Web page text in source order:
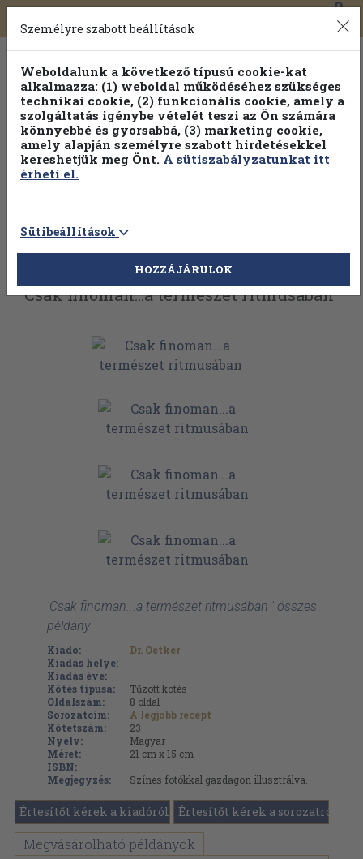
Toggle
navigation
0
Vissza az előző oldalra Válasszon példányt
Csak finoman...a természet ritmusában
'Csak finoman...a természet ritmusában ' összes
példány
Kiadó:
Dr. Oetker
Kiadás helye:
Kiadás éve:
Kötés típusa:
Tűzött kötés
Oldalszám:
8 oldal
Sorozatcím:
A legjobb recept
Kötetszám:
23
Nyelv:
Magyar
Méret:
21 cm x 15 cm
ISBN:
Megjegyzés:
Színes fotókkal gazdagon illusztrálva.
Értesítőt kérek a kiadóról Értesítőt kérek a sorozatról
Megvásárolható példányok
Személyre szabott beállítások
Weboldalunk a következő típusú cookie-kat
alkalmazza: (1) weboldal működéséhez szükséges
technikai cookie, (2) funkcionális cookie, amely a
szolgáltatás igénybe vételét teszi az Ön számára
könnyebbé és gyorsabbá, (3) marketing cookie,
amely alapján személyre szabott hirdetésekkel
kereshetjük meg Önt. A sütiszabályzatunkat itt
érheti el.
Sütibeállítások
HOZZÁJÁRULOK